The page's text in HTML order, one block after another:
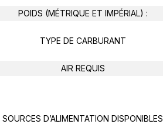
POIDS (MÉTRIQUE ET IMPÉRIAL) :
TYPE DE CARBURANT
AIR REQUIS
SOURCES D’ALIMENTATION DISPONIBLES